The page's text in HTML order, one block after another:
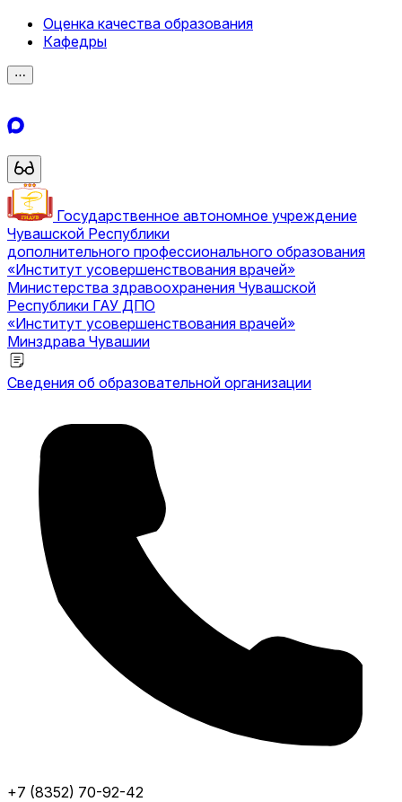
Оценка качества образования
Кафедры
⋯
Государственное автономное учреждение
Чувашской Республики
дополнительного профессионального образования
«Институт усовершенствования врачей»
Министерства здравоохранения Чувашской
Республики ГАУ ДПО
«Институт усовершенствования врачей»
Минздрава Чувашии
Сведения об образовательной организации
+7 (8352) 70-92-42